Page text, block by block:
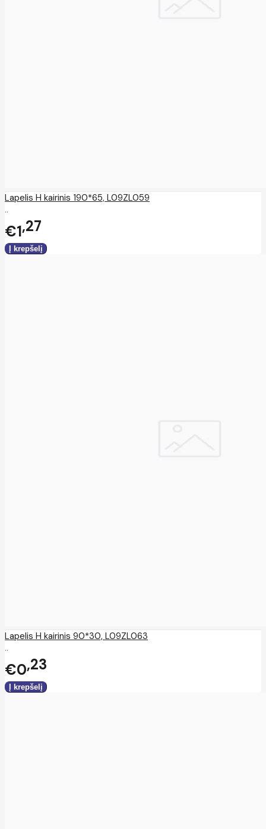
Lapelis H kairinis 190*65, L09ZL059
..
€1 27
Lapelis H kairinis 90*30, L09ZL063
..
€0 23